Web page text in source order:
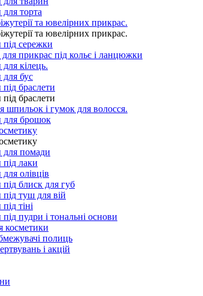
для торта
та ювелірниx прикрас.
та ювелірниx прикрас.
під сережки
для прикрас під кольє і ланцюжки
кілець.
для бус
браслети
браслети
шпильок і гумок для волосся.
для брошок
для помади
під лаки
олівців
під блиск для губ
під туш для вій
тіні
під пудри і тональні основи
косметики
полиць
і акцій